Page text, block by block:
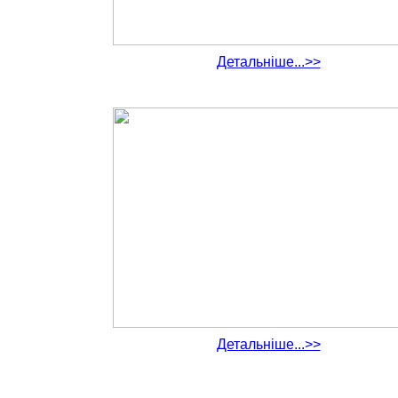
Детальніше...>>
Детальніше...>>